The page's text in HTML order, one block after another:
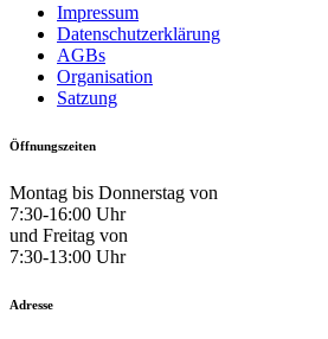
Impressum
Datenschutzerklärung
AGBs
Organisation
Satzung
Öffnungszeiten
Montag bis Donnerstag von
7:30-16:00 Uhr
und Freitag von
7:30-13:00 Uhr
Adresse